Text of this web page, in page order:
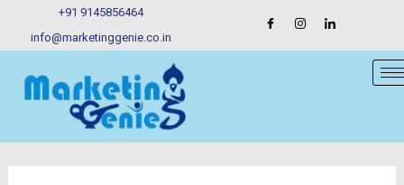
+91 9145856464
info@marketinggenie.co.in
navigation